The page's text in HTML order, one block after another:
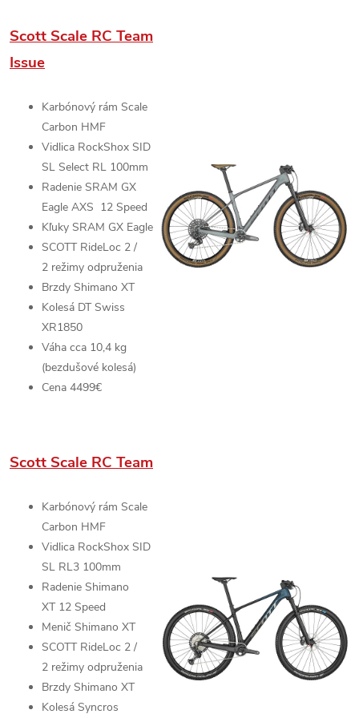
Scott Scale RC Team
Issue
Karbónový rám Scale
Carbon HMF
Vidlica RockShox SID
SL Select RL 100mm
Radenie SRAM GX
Eagle AXS 12 Speed
Kľuky SRAM GX Eagle
SCOTT RideLoc 2 /
2 režimy odpruženia
Brzdy Shimano XT
Kolesá DT Swiss
XR1850
Váha cca 10,4 kg
(bezdušové kolesá)
Cena 4499€
Scott Scale RC Team
Karbónový rám Scale
Carbon HMF
Vidlica RockShox SID
SL RL3 100mm
Radenie Shimano
XT12 Speed
Menič Shimano XT
SCOTT RideLoc 2 /
2 režimy odpruženia
Brzdy Shimano XT
Kolesá Syncros